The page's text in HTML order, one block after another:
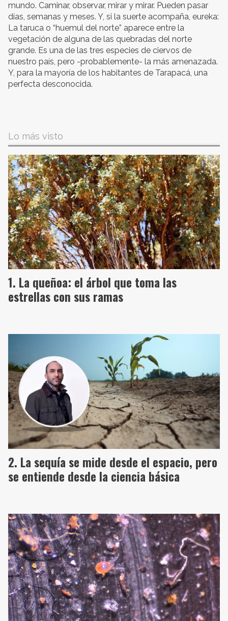
mundo. Caminar, observar, mirar y mirar. Pueden pasar
días, semanas y meses. Y, si la suerte acompaña, eureka:
La taruca o “huemul del norte” aparece entre la
vegetación de alguna de las quebradas del norte
grande. Es una de las tres especies de ciervos de
nuestro país, pero -probablemente- la más amenazada.
Y, para la mayoría de los habitantes de Tarapacá, una
perfecta desconocida.
Lo más visto
La queñoa: el árbol que toma las
estrellas con sus ramas
La sequía se mide desde el espacio, pero
se entiende desde la ciencia básica